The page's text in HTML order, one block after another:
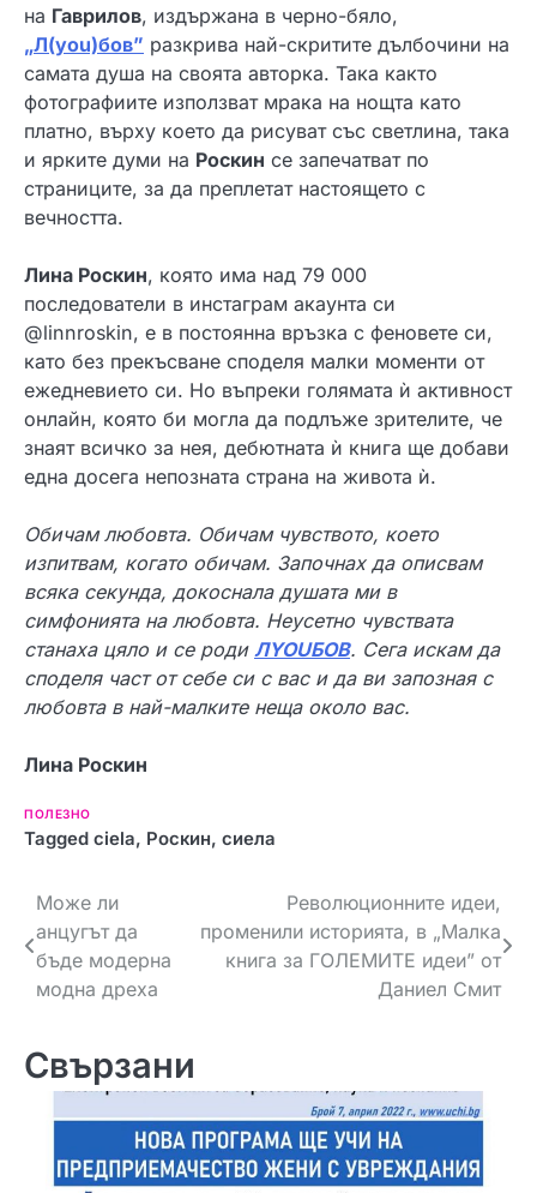
на Гаврилов, издържана в черно-бяло,
„Л(you)бов” разкрива най-скритите дълбочини на
самата душа на своята авторка. Така както
фотографиите използват мрака на нощта като
платно, върху което да рисуват със светлина, така
и ярките думи на Роскин се запечатват по
страниците, за да преплетат настоящето с
вечността.
Лина Роскин, която има над 79 000
последователи в инстаграм акаунта си
@linnroskin, е в постоянна връзка с феновете си,
като без прекъсване споделя малки моменти от
ежедневието си. Но въпреки голямата ѝ активност
онлайн, която би могла да подлъже зрителите, че
знаят всичко за нея, дебютната ѝ книга ще добави
една досега непозната страна на живота ѝ.
Обичам любовта. Обичам чувството, което
изпитвам, когато обичам. Започнах да описвам
всяка секунда, докоснала душата ми в
симфонията на любовта. Неусетно чувствата
станаха цяло и се роди ЛYOUБОВ. Сега искам да
споделя част от себе си с вас и да ви запозная с
любовта в най-малките неща около вас.
Лина Роскин
ПОЛЕЗНО
Tagged ciela, Роскин, сиела
Н
а
в
г
Може ли
анцугът да
бъде модерна
модна дреха
Революционните идеи,
променили историята, в „Maлка
книга за ГОЛЕМИТЕ идеи” от
Даниел Смит
Свързани